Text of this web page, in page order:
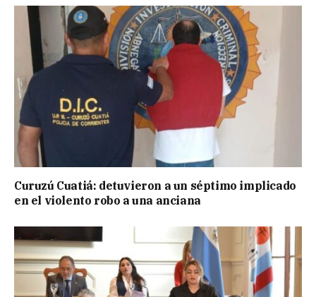
Curuzú Cuatiá: detuvieron a un séptimo implicado
en el violento robo a una anciana